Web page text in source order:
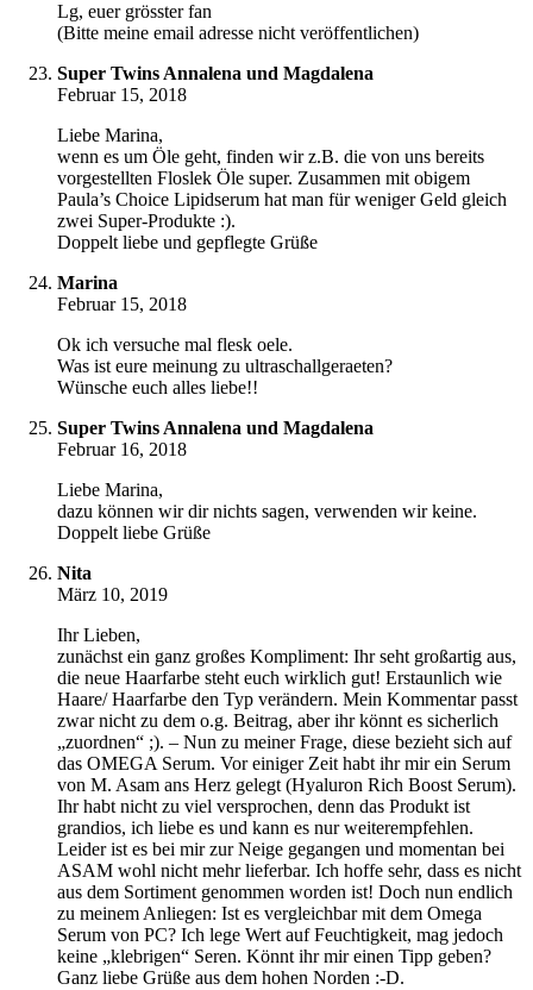
Lg, euer grösster fan
(Bitte meine email adresse nicht veröffentlichen)
Super Twins Annalena und Magdalena
Februar 15, 2018
Liebe Marina,
wenn es um Öle geht, finden wir z.B. die von uns bereits
vorgestellten Floslek Öle super. Zusammen mit obigem
Paula’s Choice Lipidserum hat man für weniger Geld gleich
zwei Super-Produkte :).
Doppelt liebe und gepflegte Grüße
Marina
Februar 15, 2018
Ok ich versuche mal flesk oele.
Was ist eure meinung zu ultraschallgeraeten?
Wünsche euch alles liebe!!
Super Twins Annalena und Magdalena
Februar 16, 2018
Liebe Marina,
dazu können wir dir nichts sagen, verwenden wir keine.
Doppelt liebe Grüße
Nita
März 10, 2019
Ihr Lieben,
zunächst ein ganz großes Kompliment: Ihr seht großartig aus,
die neue Haarfarbe steht euch wirklich gut! Erstaunlich wie
Haare/ Haarfarbe den Typ verändern. Mein Kommentar passt
zwar nicht zu dem o.g. Beitrag, aber ihr könnt es sicherlich
„zuordnen“ ;). – Nun zu meiner Frage, diese bezieht sich auf
das OMEGA Serum. Vor einiger Zeit habt ihr mir ein Serum
von M. Asam ans Herz gelegt (Hyaluron Rich Boost Serum).
Ihr habt nicht zu viel versprochen, denn das Produkt ist
grandios, ich liebe es und kann es nur weiterempfehlen.
Leider ist es bei mir zur Neige gegangen und momentan bei
ASAM wohl nicht mehr lieferbar. Ich hoffe sehr, dass es nicht
aus dem Sortiment genommen worden ist! Doch nun endlich
zu meinem Anliegen: Ist es vergleichbar mit dem Omega
Serum von PC? Ich lege Wert auf Feuchtigkeit, mag jedoch
keine „klebrigen“ Seren. Könnt ihr mir einen Tipp geben?
Ganz liebe Grüße aus dem hohen Norden :-D.